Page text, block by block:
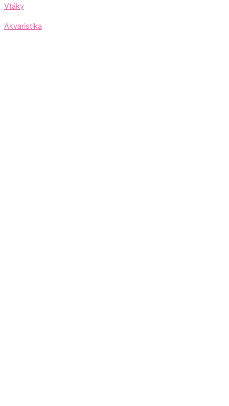
Vtáky
Akvaristika